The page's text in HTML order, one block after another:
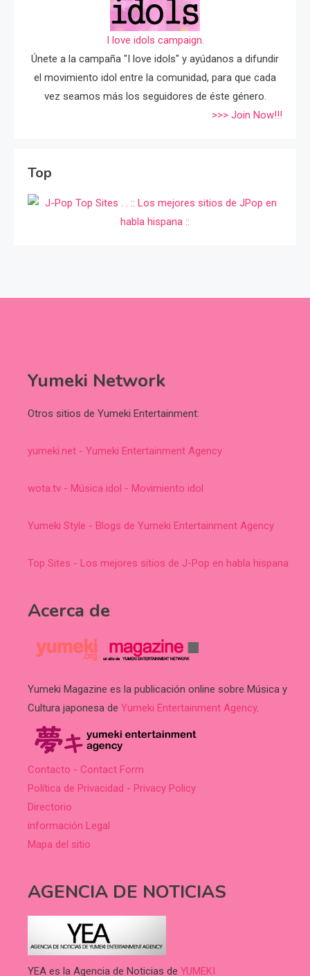
I love idols campaign.
Únete a la campaña "I love idols" y ayúdanos a difundir
el movimiento idol entre la comunidad, para que cada
vez seamos más los seguidores de éste género.
>>> Join Now!!!
Top
Yumeki Network
Otros sitios de Yumeki Entertainment:
yumeki.net - Yumeki Entertainment Agency
wota.tv - Música idol - Movimiento idol
Yumeki Style - Blogs de Yumeki Entertainment Agency
Top Sites - Los mejores sitios de J-Pop en habla hispana
Acerca de
Yumeki Magazine es la publicación online sobre Música y
Cultura japonesa de Yumeki Entertainment Agency.
Contacto - Contact Form
Política de Privacidad - Privacy Policy
Directorio
información Legal
Mapa del sitio
AGENCIA DE NOTICIAS
YEA es la Agencia de Noticias de YUMEKI